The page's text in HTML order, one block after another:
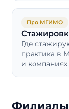
Про МГИМО
Где
практика в
и
Филиалы